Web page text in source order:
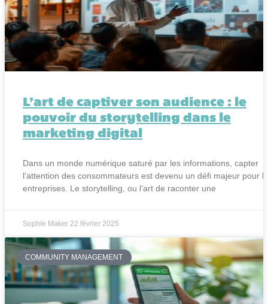
L’art de captiver son audience : le
pouvoir du storytelling dans le
marketing digital
Dans un monde numérique saturé par les informations, capter
l’attention des consommateurs est devenu un défi majeur pour
entreprises. Le storytelling, ou l’art de raconter une
Sophie Maker 22 février 2025
COMMUNITY MANAGEMENT